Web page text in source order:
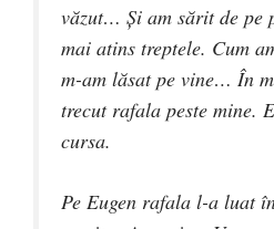
văzut… Şi am sărit de pe
mai atins treptele. Cum
m-am lăsat pe vine… În
trecut rafala peste mine.
cursa.
Pe Eugen rafala l-a luat